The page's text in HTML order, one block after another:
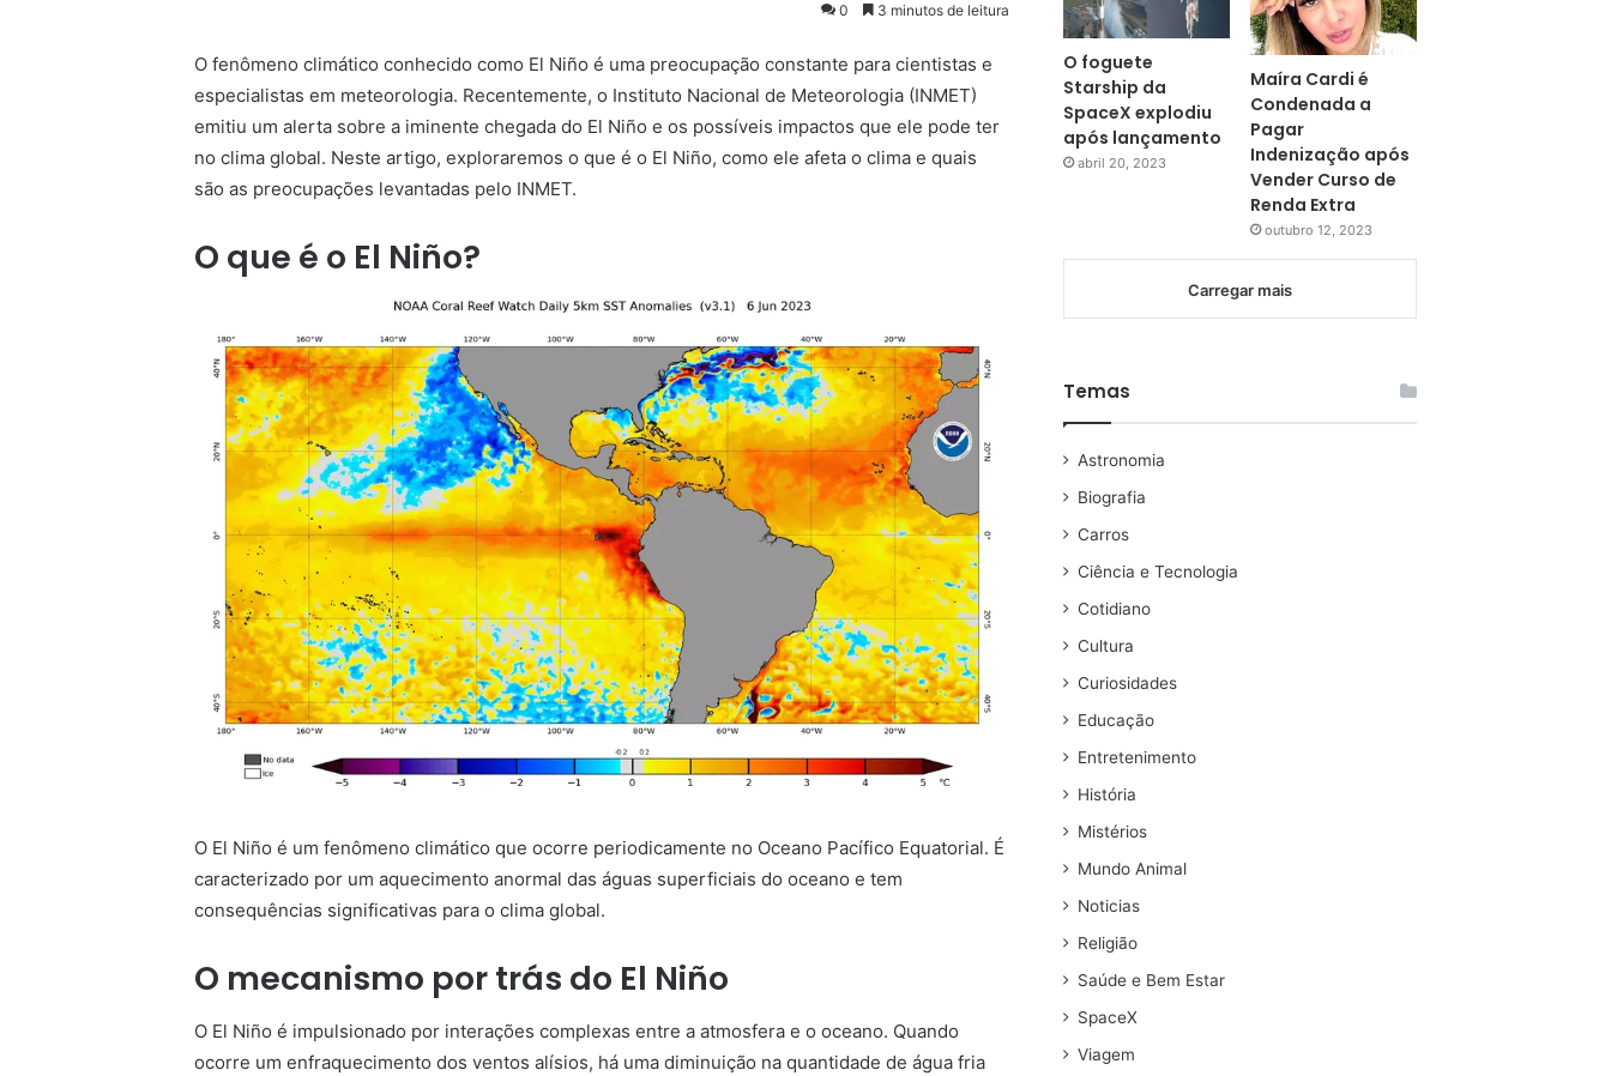
0 3 minutos de leitura
O fenômeno climático conhecido como El Niño é uma preocupação constante para cientistas e
especialistas em meteorologia. Recentemente, o Instituto Nacional de Meteorologia (INMET)
emitiu um alerta sobre a iminente chegada do El Niño e os possíveis impactos que ele pode ter
no clima global. Neste artigo, exploraremos o que é o El Niño, como ele afeta o clima e quais
são as preocupações levantadas pelo INMET.
O que é o El Niño?
O El Niño é um fenômeno climático que ocorre periodicamente no Oceano Pacífico Equatorial. É
caracterizado por um aquecimento anormal das águas superficiais do oceano e tem
consequências significativas para o clima global.
O mecanismo por trás do El Niño
O El Niño é impulsionado por interações complexas entre a atmosfera e o oceano. Quando
ocorre um enfraquecimento dos ventos alísios, há uma diminuição na quantidade de água fria
O foguete
Starship da
SpaceX explodiu
após lançamento
abril 20, 2023
Maíra Cardi é
Condenada a
Pagar
Indenização após
Vender Curso de
Renda Extra
outubro 12, 2023
Carregar mais
Temas
Astronomia
Biografia
Carros
Ciência e Tecnologia
Cotidiano
Cultura
Curiosidades
Educação
Entretenimento
História
Mistérios
Mundo Animal
Noticias
Religião
Saúde e Bem Estar
SpaceX
Viagem